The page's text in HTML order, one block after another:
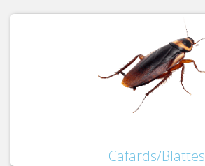
Cafards/Blattes